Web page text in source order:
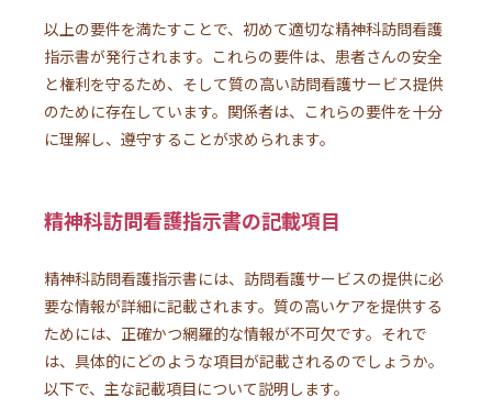
以上の要件を満たすことで、初めて適切な精神科訪問看護
指示書が発行されます。これらの要件は、患者さんの安全
と権利を守るため、そして質の高い訪問看護サービス提供
のために存在しています。関係者は、これらの要件を十分
に理解し、遵守することが求められます。
精神科訪問看護指示書の記載項目
精神科訪問看護指示書には、訪問看護サービスの提供に必
要な情報が詳細に記載されます。質の高いケアを提供する
ためには、正確かつ網羅的な情報が不可欠です。それで
は、具体的にどのような項目が記載されるのでしょうか。
以下で、主な記載項目について説明します。